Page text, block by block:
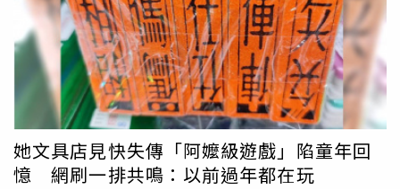
的事，就是可以一直做我喜歡做的事，我沒有什麼心願，但
每部片都有想要挑戰的東西，我就是試著走完它。」《神人
之家》將於11月25全台上映。
高，「基本上在大傷場合EMT在進行四色牌分別的時候能走
的給予綠牌在綠區等待，已經OHCA的直接給黑卡，重傷的
給紅卡，次重傷給黃卡，救援能量依序為紅黃綠黑，但根據
戰場、公共場合 等不同情況又不同的救援順序。」原PO指
出，台灣是FF/EMT合併制度，消防員跟救護人員有共同身
分，「好處就是應對這種大型災難，現場處理重傷傷患的時
候，撇除救護班的救護人員，優先處理重傷病患，只要大量
消防人員投入，每個都能在現場至少幫黑卡傷患做CPR。」
原PO表示，如果民眾窒息5到10分鐘後，腦部救會有不可逆
她文具店見快失傳「阿嬤級遊戲」陷童年回
憶 網刷一排共鳴：以前過年都在玩